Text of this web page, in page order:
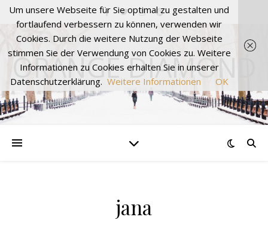
ORANGE DIAMOND
jana
Um unsere Webseite für Sie optimal zu gestalten und
fortlaufend verbessern zu können, verwenden wir
Cookies. Durch die weitere Nutzung der Webseite
stimmen Sie der Verwendung von Cookies zu. Weitere
Informationen zu Cookies erhalten Sie in unserer
Datenschutzerklärung. Weitere Informationen OK